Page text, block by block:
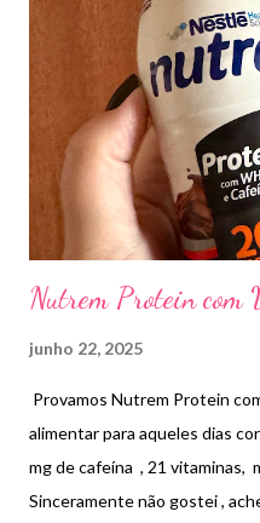
Elseve Bond Repair é um
molecular, formulado com
internas dos fios danificados
desgaste mecânico. Ideal
resistência e a saúde original
Nutrem Protein com
junho 22, 2025
Provamos Nutrem Protein
alimentar para aqueles dias
mg de cafeína , 21 vitaminas,
Sinceramente não gostei ,